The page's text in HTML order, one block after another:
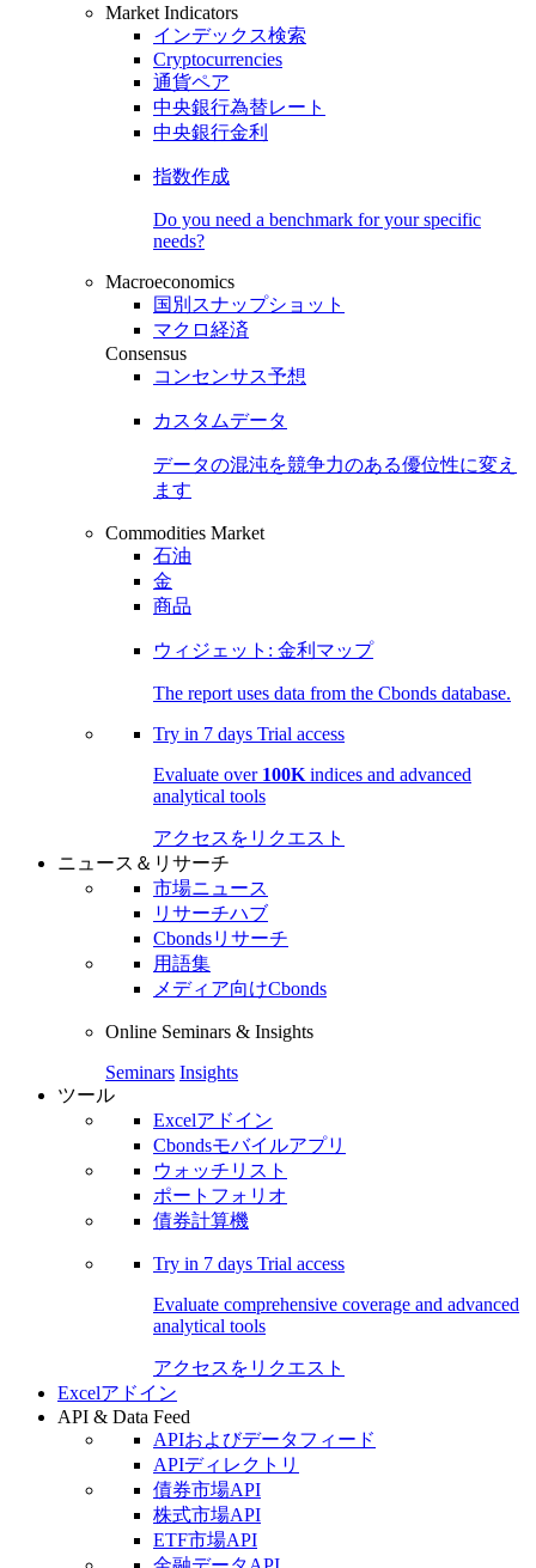
Market Indicators
インデックス検索
Cryptocurrencies
通貨ペア
中央銀行為替レート
中央銀行金利
指数作成
Do you need a benchmark for your specific
needs?
Macroeconomics
国別スナップショット
マクロ経済
Consensus
コンセンサス予想
カスタムデータ
データの混沌を競争力のある優位性に変え
ます
Commodities Market
石油
金
商品
ウィジェット: 金利マップ
The report uses data from the Cbonds database.
Try in 7 days Trial access
Evaluate over 100K indices and advanced
analytical tools
アクセスをリクエスト
ニュース＆リサーチ
市場ニュース
リサーチハブ
Cbondsリサーチ
用語集
メディア向けCbonds
Online Seminars & Insights
Seminars Insights
ツール
Excelアドイン
Cbondsモバイルアプリ
ウォッチリスト
ポートフォリオ
債券計算機
Try in 7 days Trial access
Evaluate comprehensive coverage and advanced
analytical tools
アクセスをリクエスト
Excelアドイン
API & Data Feed
APIおよびデータフィード
APIディレクトリ
債券市場API
株式市場API
ETF市場API